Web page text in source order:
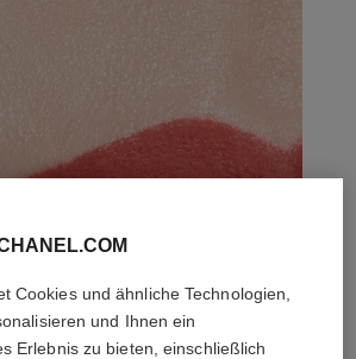
Cookies und ähnliche Technologien,
und Ihnen ein
Erlebnis zu bieten, einschließlich